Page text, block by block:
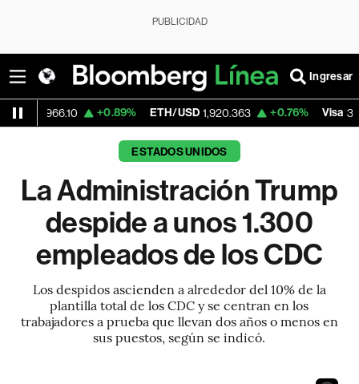
PUBLICIDAD
Ingresar
+0.89% ETH/USD 1,920.363 +0.76% Visa 364.61 -
ESTADOS UNIDOS
La Administración Trump
despide a unos 1.300
empleados de los CDC
Los despidos ascienden a alrededor del 10% de la
plantilla total de los CDC y se centran en los
trabajadores a prueba que llevan dos años o menos en
sus puestos, según se indicó.